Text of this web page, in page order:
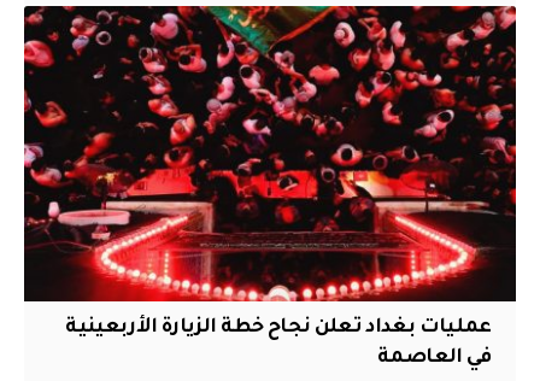
عمليات بغداد تعلن نجاح خطة الزيارة الأربعينية
في العاصمة